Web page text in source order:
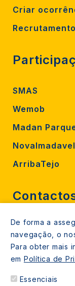
Criar
Recrutamento
SMAS
Wemob
Madan
ArribaTejo
212 724 000
800206770
Contacte-nos
Espaços de
De forma a
navegação, o
Para obter mais
em Política de
Essenciais